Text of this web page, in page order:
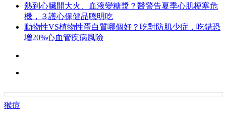
熱到心臟開大火、血液變糖漿？醫警告夏季心肌梗塞危
機，３護心保健品聰明吃
動物性VS植物性蛋白質哪個好？吃對防肌少症，吃錯恐
增20%心血管疾病風險
猴痘